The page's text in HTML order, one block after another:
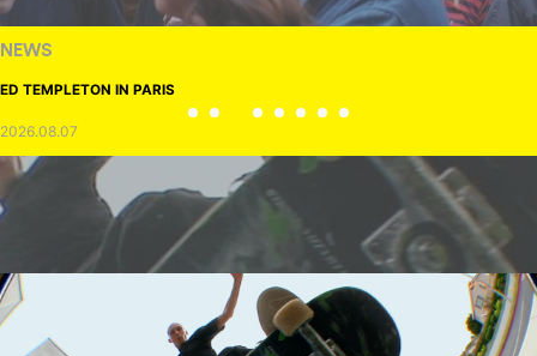
NEWS
ED TEMPLETON IN PARIS
2026.08.07